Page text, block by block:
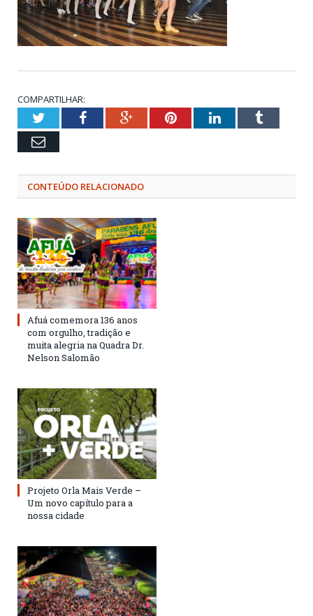
COMPARTILHAR:
TwitterFacebookGoogle+PinterestLinkedInTumblr
Email
CONTEÚDO RELACIONADO
Afuá comemora 136 anos
com orgulho, tradição e
muita alegria na Quadra Dr.
Nelson Salomão
Projeto Orla Mais Verde –
Um novo capítulo para a
nossa cidade